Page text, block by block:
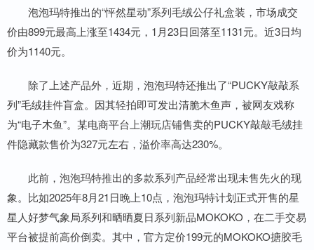
泡泡玛特推出的“怦然星动”系列毛绒公仔礼盒装，市场成交
价由899元最高上涨至1434元，1月23日回落至1131元。近3日均
价为1140元。
除了上述产品外，近期，泡泡玛特还推出了“PUCKY敲敲系
列”毛绒挂件盲盒。因其轻拍即可发出清脆木鱼声，被网友戏称
为“电子木鱼”。某电商平台上潮玩店铺售卖的PUCKY敲敲毛绒挂
件隐藏款售价为327元左右，溢价率高达230%。
此前，泡泡玛特推出的多款系列产品经常出现未售先火的现
象。比如2025年8月21日晚上10点，泡泡玛特计划正式开售的星
星人好梦气象局系列和晒晒夏日系列新品MOKOKO，在二手交易
平台被提前高价倒卖。其中，官方定价199元的MOKOKO搪胶毛